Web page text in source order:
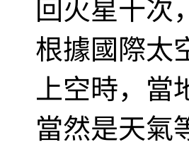
根據國際太
上空時，當
當然是天氣